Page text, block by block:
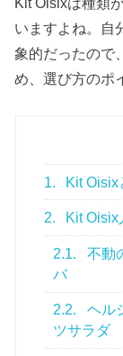
いますよね。自
象的だったので
め、選び方のポ
1. Kit Oisix
2. Kit
2.1.
不動
バ
2.2.
ヘル
ツサラダ